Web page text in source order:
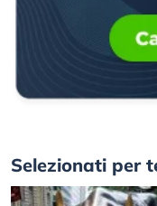
Selezionati per